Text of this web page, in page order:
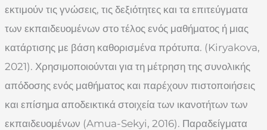
εκτιμούν τις γνώσεις, τις δεξιότητες και τα επιτεύγματα
των εκπαιδευομένων στο τέλος ενός μαθήματος ή μιας
κατάρτισης με βάση καθορισμένα πρότυπα. (Kiryakova,
2021). Χρησιμοποιούνται για τη μέτρηση της συνολικής
απόδοσης ενός μαθήματος και παρέχουν πιστοποιήσεις
και επίσημα αποδεικτικά στοιχεία των ικανοτήτων των
εκπαιδευομένων (Amua-Sekyi, 2016). Παραδείγματα